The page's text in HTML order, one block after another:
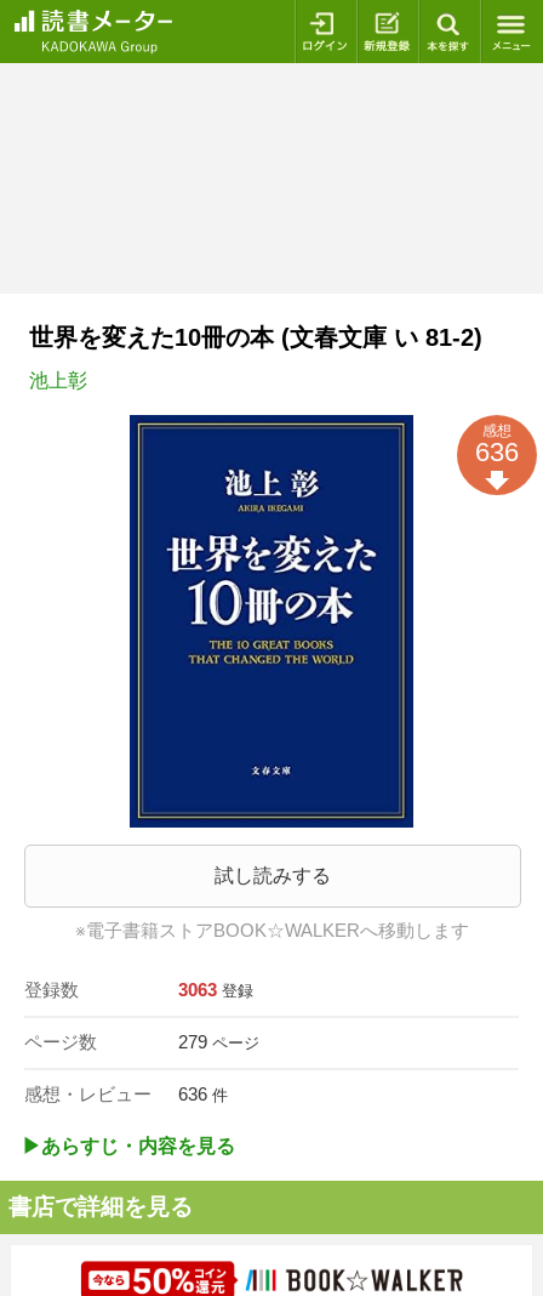
ログイン 新規登録
世界を変えた10冊の本 (文春文庫 い 81-2)
池上彰
試し読みする
※電子書籍ストアBOOK☆WALKERへ移動します
登録数 3063 登録
ページ数 279 ページ
感想・レビュー 636 件
感想
636
▶︎あらすじ・内容を見る
書店で詳細を見る